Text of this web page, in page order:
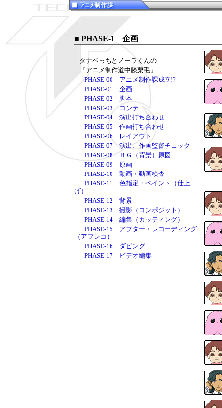
■ PHASE-1 企画
タナベっちとノーラくんの
『アニメ制作道中膝栗毛』
PHASE-00 アニメ制作課成立!?
PHASE-01 企画
PHASE-02 脚本
PHASE-03 コンテ
PHASE-04 演出打ち合わせ
PHASE-05 作画打ち合わせ
PHASE-06 レイアウト
PHASE-07 演出、作画監督チェック
PHASE-08 ＢＧ（背景）原図
PHASE-09 原画
PHASE-10 動画・動画検査
PHASE-11 色指定・ペイント（仕上
げ）
PHASE-12 背景
PHASE-13 撮影（コンポジット）
PHASE-14 編集（カッティング）
PHASE-15 アフター・レコーディング
（アフレコ）
PHASE-16 ダビング
PHASE-17 ビデオ編集